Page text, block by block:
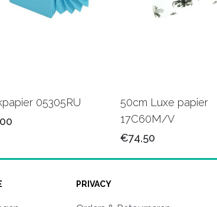
05305RU
50cm Luxe papier
17C60M/V
€74,50
PRIVACY